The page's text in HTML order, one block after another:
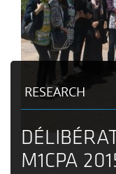
RESEARCH
M1CPA